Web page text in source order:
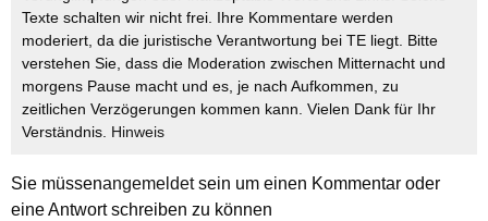
Texte schalten wir nicht frei. Ihre Kommentare werden
moderiert, da die juristische Verantwortung bei TE liegt. Bitte
verstehen Sie, dass die Moderation zwischen Mitternacht und
morgens Pause macht und es, je nach Aufkommen, zu
zeitlichen Verzögerungen kommen kann. Vielen Dank für Ihr
Verständnis. Hinweis
Sie müssenangemeldetsein um einen Kommentar oder
eine Antwort schreiben zu können